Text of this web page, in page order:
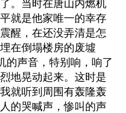
。当时在唐山内燃机
就是他家唯一的幸存
醒，在还没弄清是怎
在倒塌楼房的废墟
的声音，特别响，响了
地晃动起来。这时是
就听到周围有轰隆轰
的哭喊声，惨叫的声